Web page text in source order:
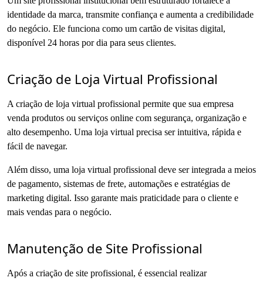
identidade da marca, transmite confiança e aumenta a credibilidade
do negócio. Ele funciona como um cartão de visitas digital,
disponível 24 horas por dia para seus clientes.
Criação de Loja Virtual Profissional
A criação de loja virtual profissional permite que sua empresa
venda produtos ou serviços online com segurança, organização e
alto desempenho. Uma loja virtual precisa ser intuitiva, rápida e
fácil de navegar.
Além disso, uma loja virtual profissional deve ser integrada a meios
de pagamento, sistemas de frete, automações e estratégias de
marketing digital. Isso garante mais praticidade para o cliente e
mais vendas para o negócio.
Manutenção de Site Profissional
Após a criação de site profissional, é essencial realizar